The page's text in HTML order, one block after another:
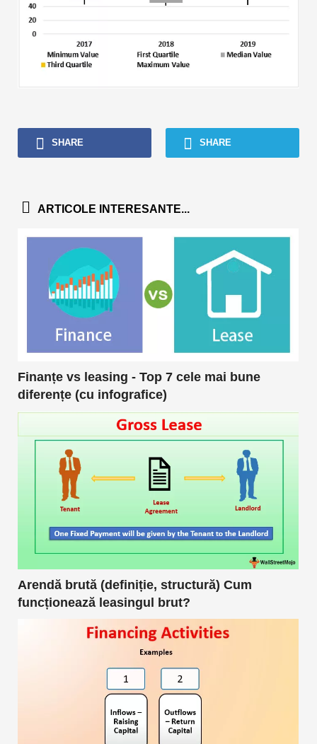
SHARE SHARE
ARTICOLE INTERESANTE...
Finanțe vs leasing - Top 7 cele mai bune
diferențe (cu infografice)
Arendă brută (definiție, structură) Cum
funcționează leasingul brut?